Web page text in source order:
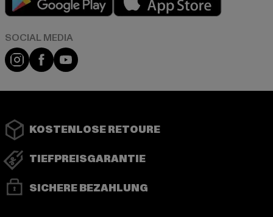
Instagram
FacebookYouTube
KOSTENLOSE RETOURE
TIEFPREISGARANTIE
SICHERE BEZAHLUNG